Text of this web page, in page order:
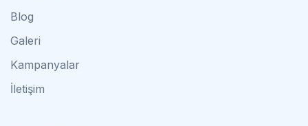
Blog
Galeri
Kampanyalar
İletişim